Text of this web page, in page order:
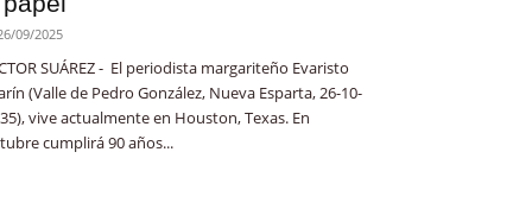
09/2025
SUÁREZ - El periodista margariteño Evaristo
(Valle de Pedro González, Nueva Esparta, 26-10-
vive actualmente en Houston, Texas. En
cumplirá 90 años...